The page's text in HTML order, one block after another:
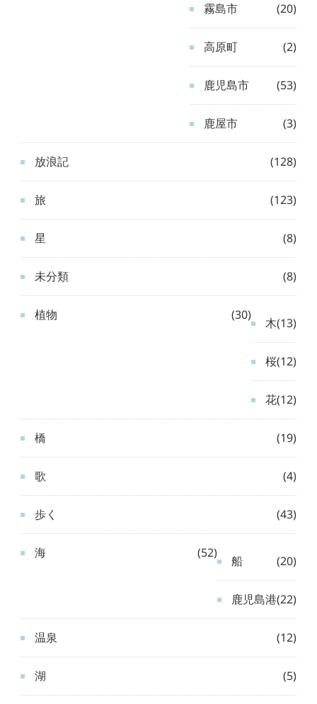
霧島市 (20)
高原町 (2)
鹿児島市 (53)
鹿屋市 (3)
放浪記 (128)
旅 (123)
星 (8)
未分類 (8)
植物 (30)
木(13)
桜(12)
花(12)
橋 (19)
歌 (4)
歩く (43)
海 (52)
船 (20)
鹿児島港(22)
温泉 (12)
湖 (5)